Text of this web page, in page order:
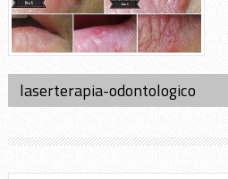
laserterapia-odontologico